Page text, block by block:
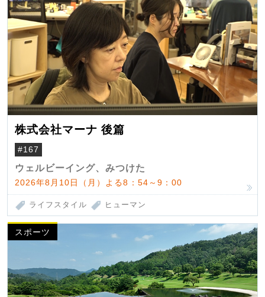
株式会社マーナ 後篇
#167
ウェルビーイング、みつけた
2026年8月10日（月）よる8：54～9：00
ライフスタイル ヒューマン
スポーツ